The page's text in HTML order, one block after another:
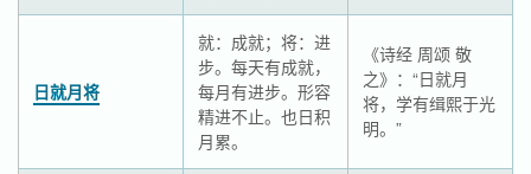
日就月将
就：成就；将：进
步。每天有成就，
每月有进步。形容
精进不止。也日积
月累。
《诗经 周颂 敬
之》：“日就月
将，学有缉熙于光
明。”